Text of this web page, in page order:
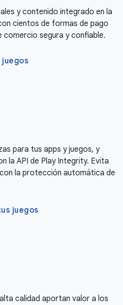
y contenido integrado en la
cientos de formas de pago
segura y confiable.
para tus apps y juegos, y
la API de Play Integrity. Evita
la protección automática de
juegos
calidad aportan valor a los